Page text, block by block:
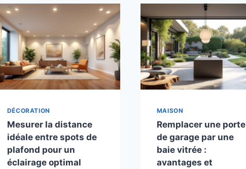
DÉCORATION
Mesurer la distance
idéale entre spots de
plafond pour un
éclairage optimal
MAISON
Remplacer une porte
de garage par une
baie vitrée :
avantages et